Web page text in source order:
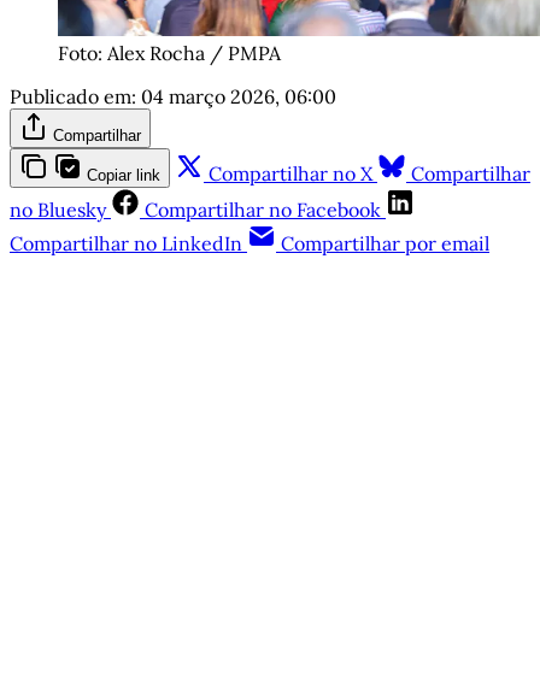
Foto: Alex Rocha / PMPA
Publicado em: 04 março 2026, 06:00
Compartilhar
Copiar link Compartilhar no X
Compartilhar
no Bluesky
Compartilhar no Facebook
Compartilhar no LinkedIn
Compartilhar por email